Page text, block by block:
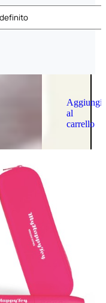
Aggiungi
al
carrello